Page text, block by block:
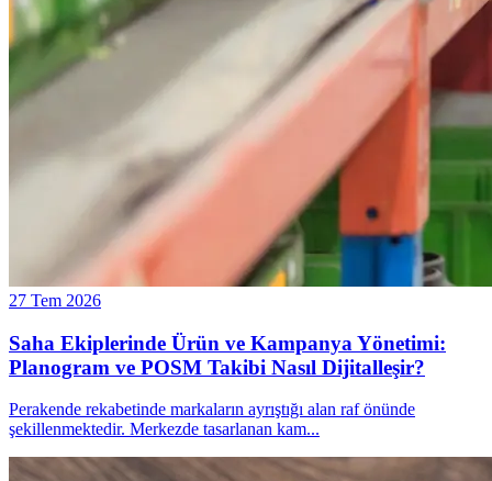
27 Tem 2026
Saha Ekiplerinde Ürün ve Kampanya Yönetimi:
Planogram ve POSM Takibi Nasıl Dijitalleşir?
Perakende rekabetinde markaların ayrıştığı alan raf önünde
şekillenmektedir. Merkezde tasarlanan kam...